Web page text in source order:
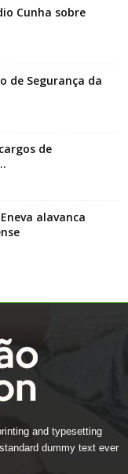
Cunha sobre
de Segurança da
de
alavanca
and typesetting
dummy text ever